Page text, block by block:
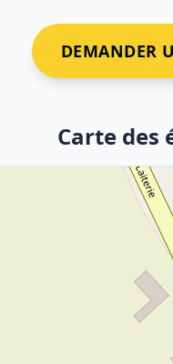
DEMANDER
Carte des